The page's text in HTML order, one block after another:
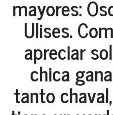
mayores:
Ulises.
apreciar
chica
tanto